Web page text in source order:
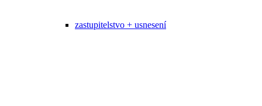
zastupitelstvo + usnesení